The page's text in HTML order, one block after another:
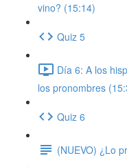
vino? (15:14)
Quiz 5
Día 6: A los
los pronombres
Quiz 6
(NUEVO) ¿Lo